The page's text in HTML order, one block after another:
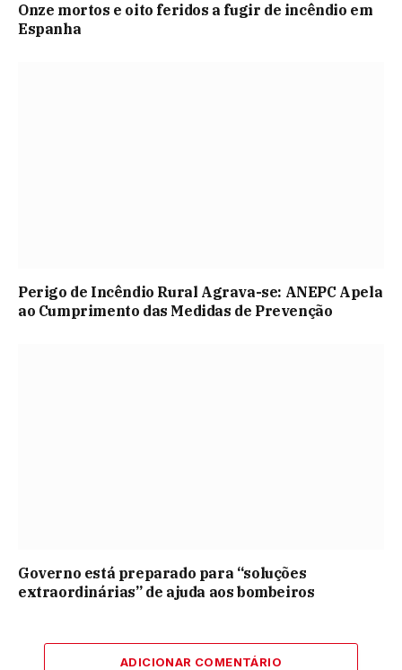
Onze mortos e oito feridos a fugir de incêndio em
Espanha
Perigo de Incêndio Rural Agrava-se: ANEPC Apela
ao Cumprimento das Medidas de Prevenção
Governo está preparado para “soluções
extraordinárias” de ajuda aos bombeiros
ADICIONAR COMENTÁRIO